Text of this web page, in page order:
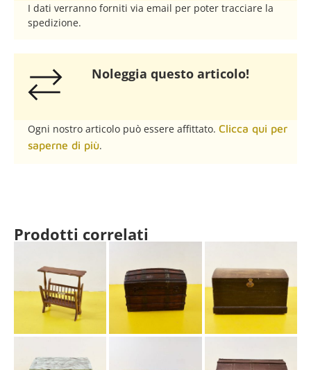
I dati verranno forniti via email per poter tracciare la
spedizione.
Noleggia questo articolo!​
Ogni nostro articolo può essere affittato. Clicca qui per
saperne di più.
Prodotti correlati